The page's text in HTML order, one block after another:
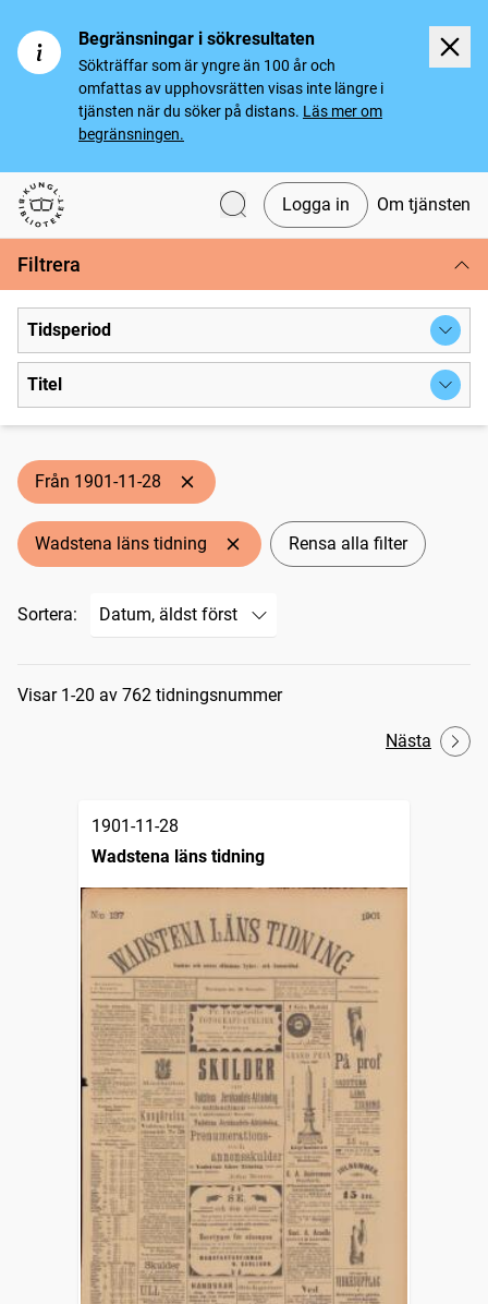
Begränsningar i sökresultaten
Sökträffar som är yngre än 100 år och
omfattas av upphovsrätten visas inte längre i
tjänsten när du söker på distans. Läs mer om
begränsningen.
Svenska tidningar
Logga in Om tjänsten
Filtrera
Tidsperiod
Titel
Från 1901-11-28
Wadstena läns tidning Rensa alla filter
Sortera:
Sökresultat
Visar 1-20 av 762 tidningsnummer
Nästa
1901-11-28
Wadstena läns tidning